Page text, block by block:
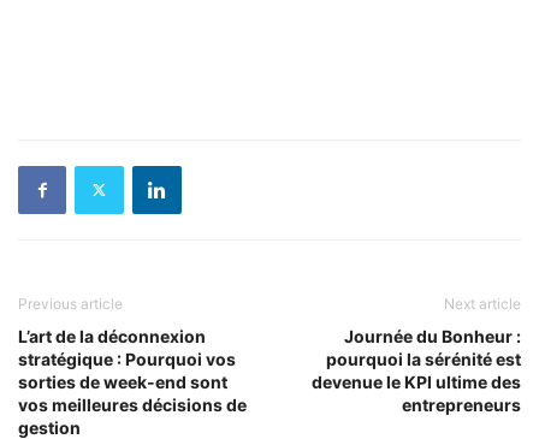
Previous article
L’art de la déconnexion
stratégique : Pourquoi vos
sorties de week-end sont
vos meilleures décisions de
gestion
Next article
Journée du Bonheur :
pourquoi la sérénité est
devenue le KPI ultime des
entrepreneurs